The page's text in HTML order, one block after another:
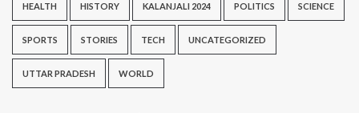
HEALTH HISTORY KALANJALI 2024 POLITICS SCIENCE
SPORTS STORIES TECH UNCATEGORIZED
UTTAR PRADESH WORLD